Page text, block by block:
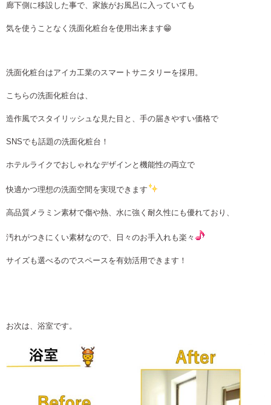
廊下側に移設した事で、家族がお風呂に入っていても
気を使うことなく洗面化粧台を使用出来ます😁
洗面化粧台はアイカ工業のスマートサニタリーを採用。
こちらの洗面化粧台は、
造作風でスタイリッシュな見た目と、手の届きやすい価格で
SNSでも話題の洗面化粧台！
ホテルライクでおしゃれなデザインと機能性の両立で
快適かつ理想の洗面空間を実現できます
高品質メラミン素材で傷や熱、水に強く耐久性にも優れており、
汚れがつきにくい素材なので、日々のお手入れも楽々
サイズも選べるのでスペースを有効活用できます！
お次は、浴室です。